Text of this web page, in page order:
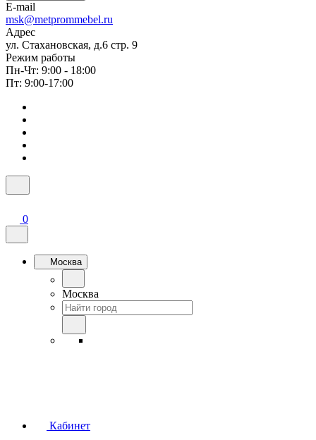
E-mail
msk@metprommebel.ru
Адрес
ул. Стахановская, д.6 стр. 9
Режим работы
Пн-Чт: 9:00 - 18:00
Пт: 9:00-17:00
0
Москва
Москва
Кабинет